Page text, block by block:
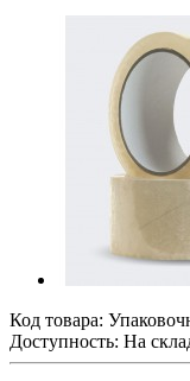
Код товара:
Доступность: На